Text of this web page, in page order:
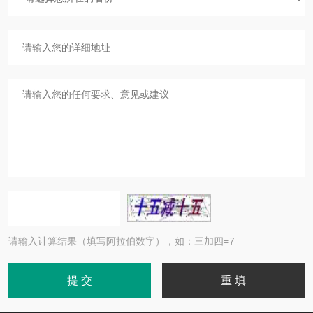
请输入计算结果（填写阿拉伯数字），如：三加四=7